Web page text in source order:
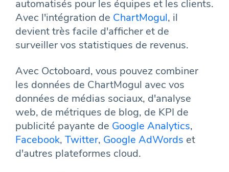
automatisés pour les équipes et les clients.
Avec l'intégration de ChartMogul, il
devient très facile d'afficher et de
surveiller vos statistiques de revenus.
Avec Octoboard, vous pouvez combiner
les données de ChartMogul avec vos
données de médias sociaux, d'analyse
web, de métriques de blog, de KPI de
publicité payante de Google Analytics,
Facebook, Twitter, Google AdWords et
d'autres plateformes cloud.